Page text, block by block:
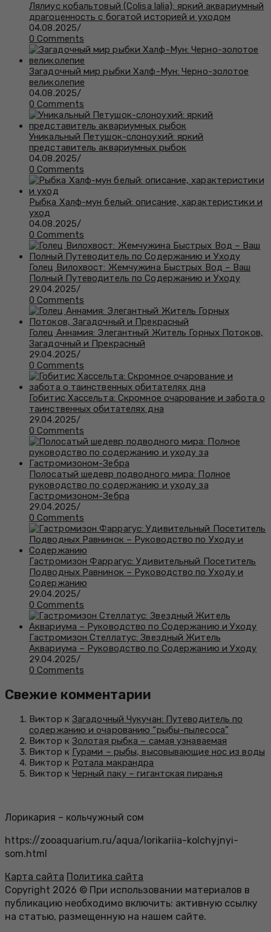
Лялиус кобальтовый (Colisa lalia): яркий аквариумный
драгоценность с богатой историей и уходом
04.08.2025/
0 Comments
Загадочный мир рыбки Халф-Мун: Черно-золотое
великолепие
04.08.2025/
0 Comments
Уникальный Петушок-слоноухий: яркий
представитель аквариумных рыбок
04.08.2025/
0 Comments
Рыбка Халф-мун белый: описание, характеристики и
уход
04.08.2025/
0 Comments
Голец Вилохвост: Жемчужина Быстрых Вод – Ваш
Полный Путеводитель по Содержанию и Уходу
29.04.2025/
0 Comments
Голец Аннамия: Элегантный Житель Горных Потоков,
Загадочный и Прекрасный
29.04.2025/
0 Comments
Гобитис Хассельта: Скромное очарование и забота о
таинственных обитателях дна
29.04.2025/
0 Comments
Полосатый шедевр подводного мира: Полное
руководство по содержанию и уходу за
Гастромизоном-Зебра
29.04.2025/
0 Comments
Гастромизон Фаррагус: Удивительный Посетитель
Подводных Равнинок – Руководство по Уходу и
Содержанию
29.04.2025/
0 Comments
Гастромизон Стеллатус: Звездный Житель
Аквариума – Руководство по Содержанию и Уходу
29.04.2025/
0 Comments
Свежие комментарии
Виктор к Загадочный Чукучан: Путеводитель по
содержанию и очарованию “рыбы-пылесоса”
Виктор к Золотая рыбка – самая узнаваемая
Виктор к Гурами – рыбы, высовывающие нос из воды
Виктор к Ротала макрандра
Виктор к Черный паку – гигантская пиранья
Лорикария – кольчужный сом
https://zooaquarium.ru/aqua/lorikariia-kolchyjnyi-
som.html
Карта сайта Политика сайта
Copyright 2026 © При использовании материалов в
публикацию необходимо включить: активную ссылку
на статью, размещенную на нашем сайте.